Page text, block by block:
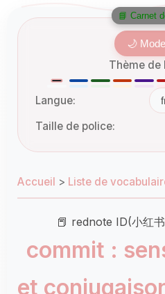
🌙
Thème de
Langue:
Taille de police:
Accueil > Liste de
📕 rednote ID(小红
commit :
et
📘 Carnet